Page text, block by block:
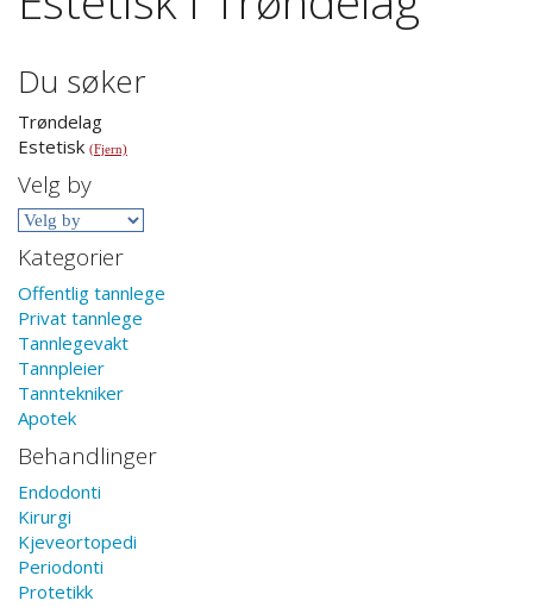
Du søker
Trøndelag
Estetisk (Fjern)
Velg by
Kategorier
Offentlig tannlege
Privat tannlege
Tannlegevakt
Tannpleier
Tanntekniker
Apotek
Behandlinger
Endodonti
Kirurgi
Kjeveortopedi
Periodonti
Protetikk